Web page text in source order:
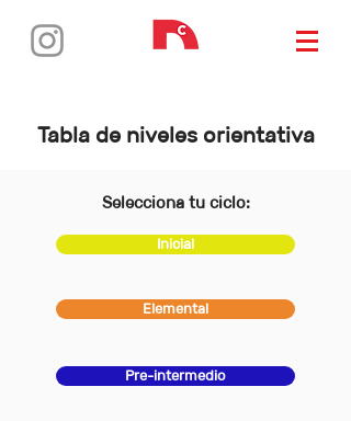
Tabla de niveles orientativa
Selecciona tu ciclo:
Inicial
Elemental
Pre-intermedio